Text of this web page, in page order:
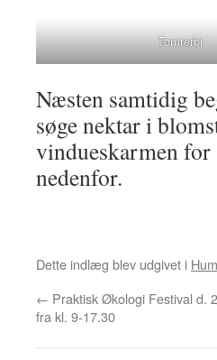
Tømrerbi
Næsten samtidig
søge nektar i
vindueskarmen
nedenfor.
Dette indlæg blev udgivet i
← Praktisk Økologi Festival d.
fra kl. 9-17.30